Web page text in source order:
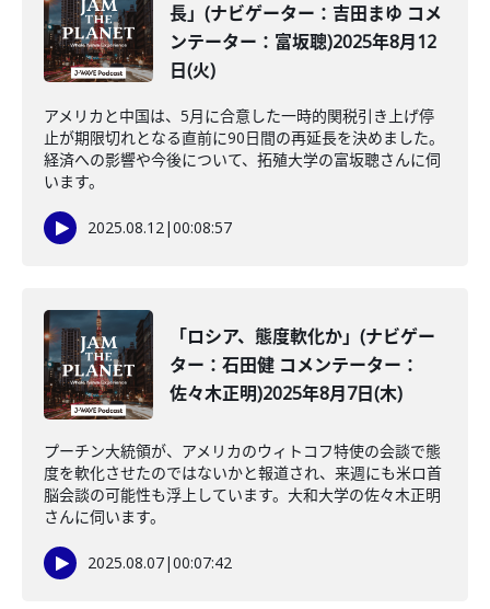
長」(ナビゲーター：吉田まゆ コメ
ンテーター：富坂聰)2025年8月12
日(火)
アメリカと中国は、5月に合意した一時的関税引き上げ停
止が期限切れとなる直前に90日間の再延長を決めました。
経済への影響や今後について、拓殖大学の富坂聰さんに伺
います。
2025.08.12|00:08:57
「ロシア、態度軟化か」(ナビゲー
ター：石田健 コメンテーター：
佐々木正明)2025年8月7日(木)
プーチン大統領が、アメリカのウィトコフ特使の会談で態
度を軟化させたのではないかと報道され、来週にも米ロ首
脳会談の可能性も浮上しています。大和大学の佐々木正明
さんに伺います。
2025.08.07|00:07:42